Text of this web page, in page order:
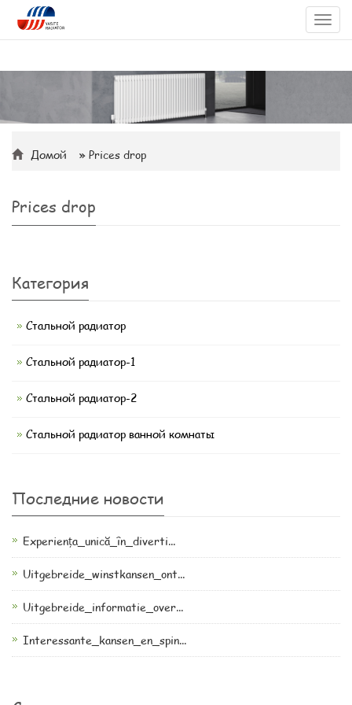
Домой » Prices drop
Prices drop
Категория
Стальной радиатор
Стальной радиатор-1
Стальной радиатор-2
Стальной радиатор ванной комнаты
Последние новости
Experiența_unică_în_diverti...
Uitgebreide_winstkansen_ont...
Uitgebreide_informatie_over...
Interessante_kansen_en_spin...